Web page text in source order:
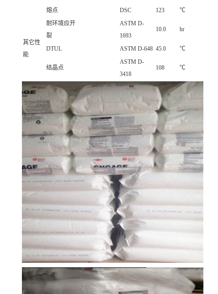
熔点
DSC 123 ℃
其它性
能
耐环境应开
裂
ASTM D-
1693
10.0 hr
DTUL ASTM D-648 45.0 ℃
结晶点
ASTM D-
3418
108 ℃